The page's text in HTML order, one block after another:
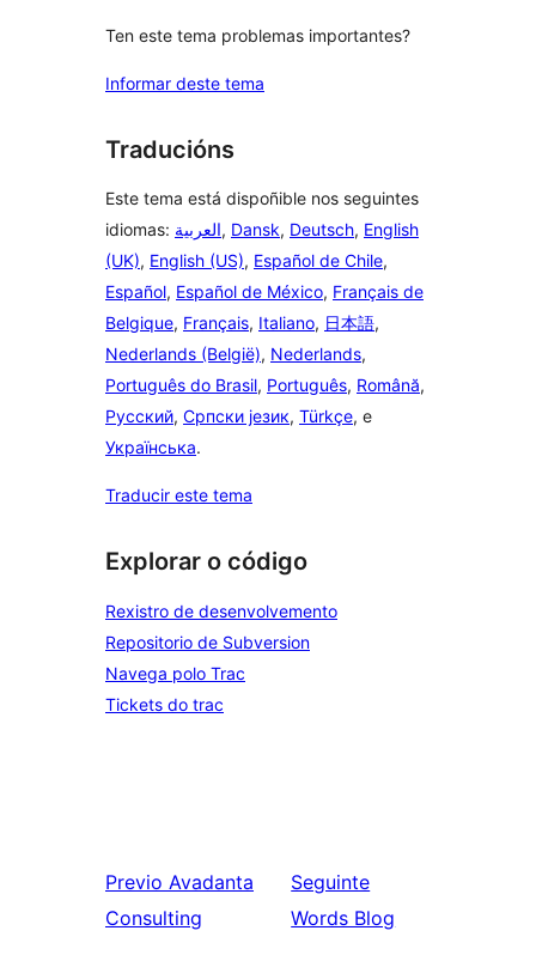
Ten este tema problemas importantes?
Informar deste tema
Traducións
Este tema está dispoñible nos seguintes
idiomas: العربية, Dansk, Deutsch, English
(UK), English (US), Español de Chile,
Español, Español de México, Français de
Belgique, Français, Italiano, 日本語,
Nederlands (België), Nederlands,
Português do Brasil, Português, Română,
Русский, Српски језик, Türkçe, e
Українська.
Traducir este tema
Explorar o código
Rexistro de desenvolvemento
Repositorio de Subversion
Navega polo Trac
Tickets do trac
Previo Avadanta
Consulting
Seguinte
Words Blog